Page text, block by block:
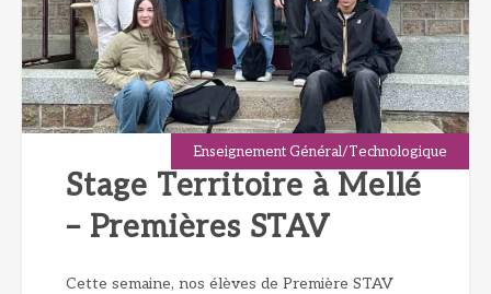
Enseignement Général/Technologique
Stage Territoire à Mellé
– Premières STAV
Cette semaine, nos élèves de Première STAV